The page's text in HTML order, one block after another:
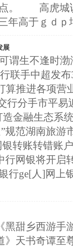
点。 高虎城
年高于ｇｄｐ
展
谓生不逢时
联手中超发
算推进各项营
行分手市平易
金融生态系
规范湖南旅游
转账转错账
行网银将开启
行ge[人]网上
黑甜乡西游
》天书奇谭至